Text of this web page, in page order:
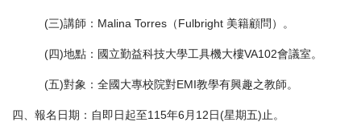
(三)講師：Malina Torres（Fulbright 美籍顧問）。
(四)地點：國立勤益科技大學工具機大樓VA102會議室。
(五)對象：全國大專校院對EMI教學有興趣之教師。
四、報名日期：自即日起至115年6月12日(星期五)止。